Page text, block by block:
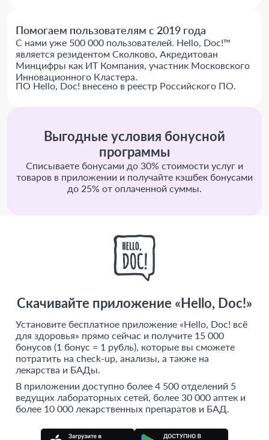
Помогаем пользователям с 2019 года
С нами уже 500 000 пользователей. Hello, Doc!™
является резидентом Сколково, Акредитован
Минцифры как ИТ Компания, участник Московского
Инновационного Кластера.
ПО Hello, Doc! внесено в реестр Российского ПО.
Выгодные условия бонусной
программы
Списываете бонусами до 30% стоимости услуг и
товаров в приложении и получайте кэшбек бонусами
до 25% от оплаченной суммы.
Скачивайте приложение «Hello, Doc!»
Установите бесплатное приложение «Hello, Doc! всё
для здоровья» прямо сейчас и получите 15 000
бонусов (1 бонус = 1 рубль), которые вы сможете
потратить на check-up, анализы, а также на
лекарства и БАДы.
В приложении доступно более 4 500 отделений 5
ведущих лабораторных сетей, более 30 000 аптек и
более 10 000 лекарственных препаратов и БАД.